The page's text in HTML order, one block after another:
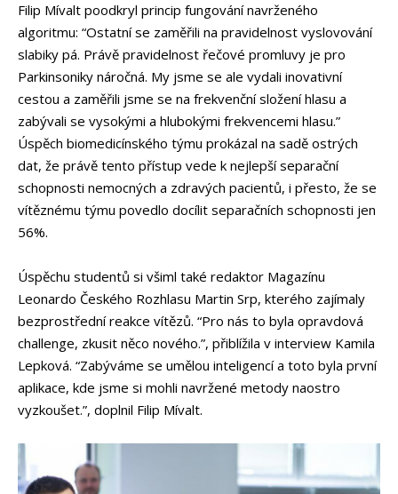
Filip Mívalt poodkryl princip fungování navrženého
algoritmu: “Ostatní se zaměřili na pravidelnost vyslovování
slabiky pá. Právě pravidelnost řečové promluvy je pro
Parkinsoniky náročná. My jsme se ale vydali inovativní
cestou a zaměřili jsme se na frekvenční složení hlasu a
zabývali se vysokými a hlubokými frekvencemi hlasu.”
Úspěch biomedicínského týmu prokázal na sadě ostrých
dat, že právě tento přístup vede k nejlepší separační
schopnosti nemocných a zdravých pacientů, i přesto, že se
vítěznému týmu povedlo docílit separačních schopnosti jen
56%.
Úspěchu studentů si všiml také redaktor Magazínu
Leonardo Českého Rozhlasu Martin Srp, kterého zajímaly
bezprostřední reakce vítězů. “Pro nás to byla opravdová
challenge, zkusit něco nového.”, přiblížila v interview Kamila
Lepková. “Zabýváme se umělou inteligencí a toto byla první
aplikace, kde jsme si mohli navržené metody naostro
vyzkoušet.”, doplnil Filip Mívalt.